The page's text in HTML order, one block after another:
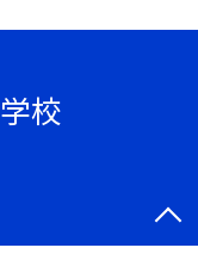
校